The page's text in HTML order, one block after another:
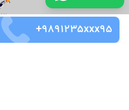
+9891235xxx95